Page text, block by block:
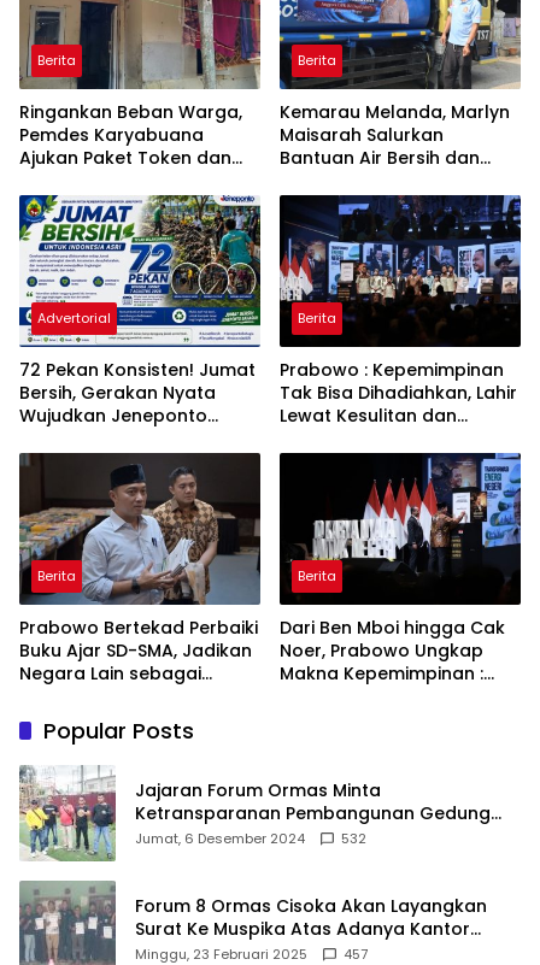
Berita
Ringankan Beban Warga,
Pemdes Karyabuana
Ajukan Paket Token dan
PLN
Berita
Kemarau Melanda, Marlyn
Maisarah Salurkan
Bantuan Air Bersih dan
Babakan Madang
Advertorial
72 Pekan Konsisten! Jumat
Bersih, Gerakan Nyata
Wujudkan Jeneponto
ASRI
Berita
Prabowo : Kepemimpinan
Tak Bisa Dihadiahkan, Lahir
Lewat Kesulitan dan
Berita
Prabowo Bertekad Perbaiki
Buku Ajar SD-SMA, Jadikan
Negara Lain sebagai
Berita
Dari Ben Mboi hingga Cak
Noer, Prabowo Ungkap
Makna Kepemimpinan :
Popular Posts
Jajaran Forum Ormas Minta
Ketransparanan Pembangunan Gedung
Damkar Di Kecamatan Cisoka
Jumat, 6 Desember 2024 532
Forum 8 Ormas Cisoka Akan Layangkan
Surat Ke Muspika Atas Adanya Kantor
Matel di Cisoka
Minggu, 23 Februari 2025 457